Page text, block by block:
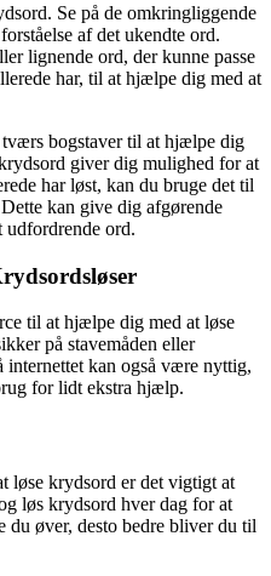
Se på de omkringliggende
af det ukendte ord.
lignende ord, der kunne passe
har, til at hjælpe dig med at
bogstaver til at hjælpe dig
giver dig mulighed for at
har løst, kan du bruge det til
kan give dig afgørende
udfordrende ord.
til at hjælpe dig med at løse
på stavemåden eller
internettet kan også være nyttig,
for lidt ekstra hjælp.
løse krydsord er det vigtigt at
løs krydsord hver dag for at
du øver, desto bedre bliver du til